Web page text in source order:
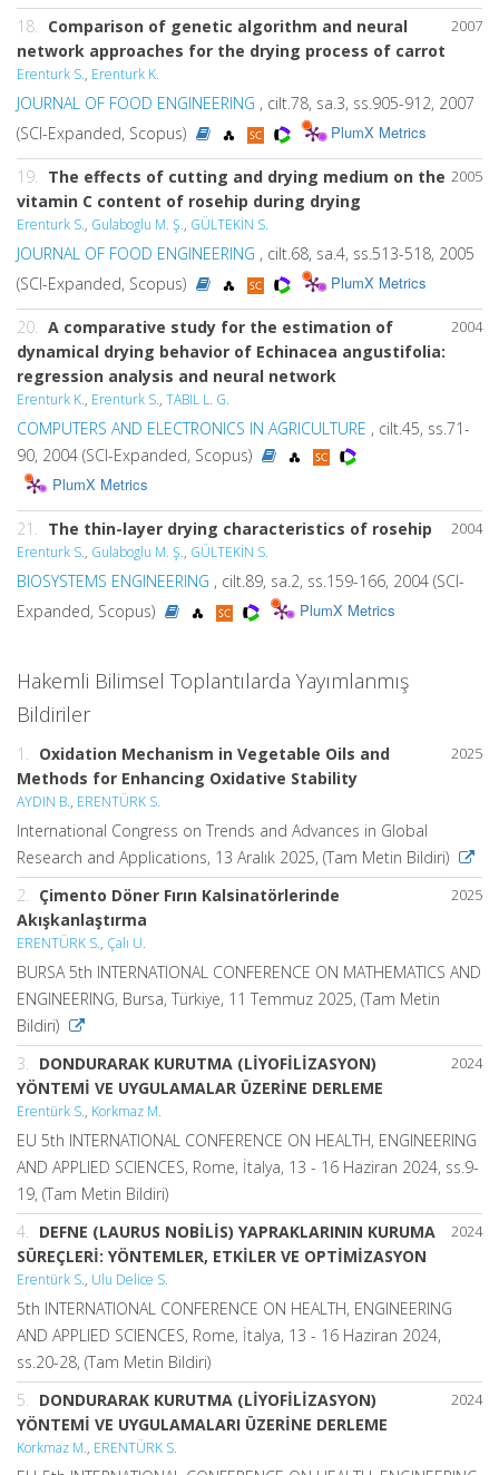
2007
18. Comparison of genetic algorithm and neural
network approaches for the drying process of carrot
Erenturk S., Erenturk K.
JOURNAL OF FOOD ENGINEERING , cilt.78, sa.3, ss.905-912, 2007
(SCI-Expanded, Scopus)
PlumX Metrics
2005
19. The effects of cutting and drying medium on the
vitamin C content of rosehip during drying
Erenturk S., Gulaboglu M. Ş., GÜLTEKİN S.
JOURNAL OF FOOD ENGINEERING , cilt.68, sa.4, ss.513-518, 2005
(SCI-Expanded, Scopus)
PlumX Metrics
2004
20. A comparative study for the estimation of
dynamical drying behavior of Echinacea angustifolia:
regression analysis and neural network
Erenturk K., Erenturk S., TABIL L. G.
COMPUTERS AND ELECTRONICS IN AGRICULTURE , cilt.45, ss.71-
90, 2004 (SCI-Expanded, Scopus)
PlumX Metrics
2004
21. The thin-layer drying characteristics of rosehip
Erenturk S., Gulaboglu M. Ş., GÜLTEKİN S.
BIOSYSTEMS ENGINEERING , cilt.89, sa.2, ss.159-166, 2004 (SCI-
Expanded, Scopus)
PlumX Metrics
Hakemli Bilimsel Toplantılarda Yayımlanmış
Bildiriler
2025
1. Oxidation Mechanism in Vegetable Oils and
Methods for Enhancing Oxidative Stability
AYDIN B., ERENTÜRK S.
International Congress on Trends and Advances in Global
Research and Applications, 13 Aralık 2025, (Tam Metin Bildiri)
2025
2. Çimento Döner Fırın Kalsinatörlerinde
Akışkanlaştırma
ERENTÜRK S., Çalı U.
BURSA 5th INTERNATIONAL CONFERENCE ON MATHEMATICS AND
ENGINEERING, Bursa, Türkiye, 11 Temmuz 2025, (Tam Metin
Bildiri)
2024
3. DONDURARAK KURUTMA (LİYOFİLİZASYON)
YÖNTEMİ VE UYGULAMALAR ÜZERİNE DERLEME
Erentürk S., Korkmaz M.
EU 5th INTERNATIONAL CONFERENCE ON HEALTH, ENGINEERING
AND APPLIED SCIENCES, Rome, İtalya, 13 - 16 Haziran 2024, ss.9-
19, (Tam Metin Bildiri)
2024
4. DEFNE (LAURUS NOBİLİS) YAPRAKLARININ KURUMA
SÜREÇLERİ: YÖNTEMLER, ETKİLER VE OPTİMİZASYON
Erentürk S., Ulu Delice S.
5th INTERNATIONAL CONFERENCE ON HEALTH, ENGINEERING
AND APPLIED SCIENCES, Rome, İtalya, 13 - 16 Haziran 2024,
ss.20-28, (Tam Metin Bildiri)
2024
5. DONDURARAK KURUTMA (LİYOFİLİZASYON)
YÖNTEMİ VE UYGULAMALARI ÜZERİNE DERLEME
Korkmaz M., ERENTÜRK S.